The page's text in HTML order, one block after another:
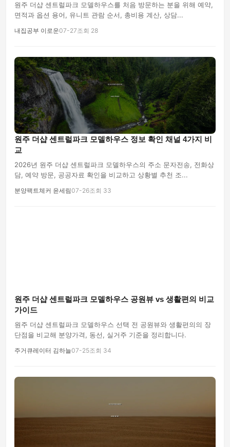
원주 더샵 센트럴파크 모델하우스를 처음 방문하는 분을 위해 예약,
면적과 옵션 용어, 유니트 관람 순서, 총비용 계산, 상담...
내집공부 이로운07-27조회 28
원주 더샵 센트럴파크 모델하우스 정보 확인 채널 4가지 비
교
2026년 원주 더샵 센트럴파크 모델하우스의 주소 문자전송, 전화상
담, 예약 방문, 공공자료 확인을 비교하고 상황별 추천 조...
분양팩트체커 윤세림07-26조회 33
원주 더샵 센트럴파크 모델하우스 공원뷰 vs 생활편의 비교
가이드
원주 더샵 센트럴파크 모델하우스 선택 전 공원뷰와 생활편의의 장
단점을 비교해 분양가격, 동선, 실거주 기준을 정리합니다.
주거큐레이터 김하늘07-25조회 34